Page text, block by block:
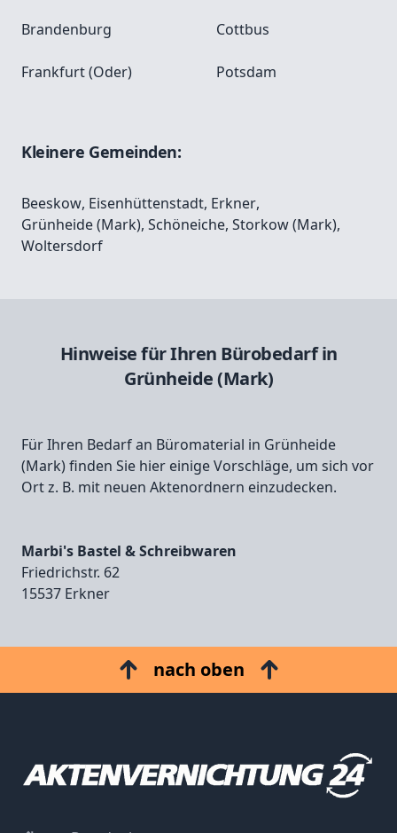
Brandenburg Cottbus
Frankfurt (Oder) Potsdam
Kleinere Gemeinden:
Beeskow, Eisenhüttenstadt, Erkner,
Grünheide (Mark), Schöneiche, Storkow (Mark),
Woltersdorf
Hinweise für Ihren Bürobedarf in
Grünheide (Mark)
Für Ihren Bedarf an Büromaterial in Grünheide
(Mark) finden Sie hier einige Vorschläge, um sich vor
Ort z. B. mit neuen Aktenordnern einzudecken.
Marbi's Bastel & Schreibwaren
Friedrichstr. 62
15537 Erkner
nach oben